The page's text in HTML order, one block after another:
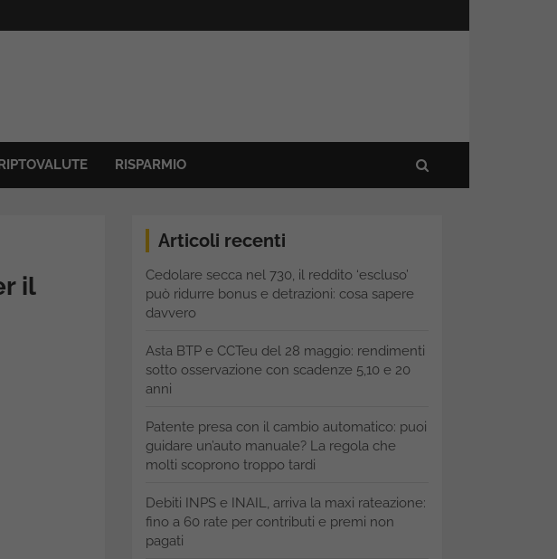
RISPARMIO
il
Articoli recenti
Cedolare secca nel 730, il reddito ‘escluso’
può ridurre bonus e detrazioni: cosa sapere
davvero
Asta BTP e CCTeu del 28 maggio: rendimenti
sotto osservazione con scadenze 5,10 e 20
anni
Patente presa con il cambio automatico: puoi
guidare un’auto manuale? La regola che
molti scoprono troppo tardi
Debiti INPS e INAIL, arriva la maxi rateazione:
fino a 60 rate per contributi e premi non
pagati